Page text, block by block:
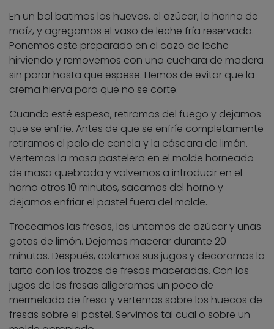
En un bol batimos los huevos, el azúcar, la harina de
maíz, y agregamos el vaso de leche fría reservada.
Ponemos este preparado en el cazo de leche
hirviendo y removemos con una cuchara de madera
sin parar hasta que espese. Hemos de evitar que la
crema hierva para que no se corte.
Cuando esté espesa, retiramos del fuego y dejamos
que se enfríe. Antes de que se enfríe completamente
retiramos el palo de canela y la cáscara de limón.
Vertemos la masa pastelera en el molde horneado
de masa quebrada y volvemos a introducir en el
horno otros 10 minutos, sacamos del horno y
dejamos enfriar el pastel fuera del molde.
Troceamos las fresas, las untamos de azúcar y unas
gotas de limón. Dejamos macerar durante 20
minutos. Después, colamos sus jugos y decoramos la
tarta con los trozos de fresas maceradas. Con los
jugos de las fresas aligeramos un poco de
mermelada de fresa y vertemos sobre los huecos de
fresas sobre el pastel. Servimos tal cual o sobre un